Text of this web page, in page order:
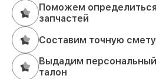
Поможем
запчастей
Составим точную
Выдадим
талон